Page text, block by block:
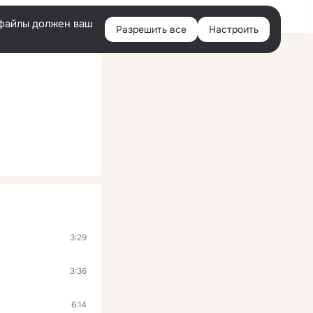
Войти
должен ваш
Разрешить все Настроить
3:29
3:36
6:14